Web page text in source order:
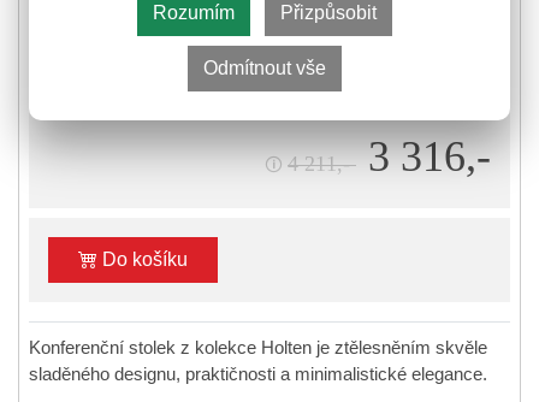
Skladem
Informace k odeslání zboží
🛈 4 211,- 3 316,-
Do košíku
Konferenční stolek z kolekce Holten je ztělesněním skvěle
sladěného designu, praktičnosti a minimalistické elegance.
Rozumím Přizpůsobit
Odmítnout vše